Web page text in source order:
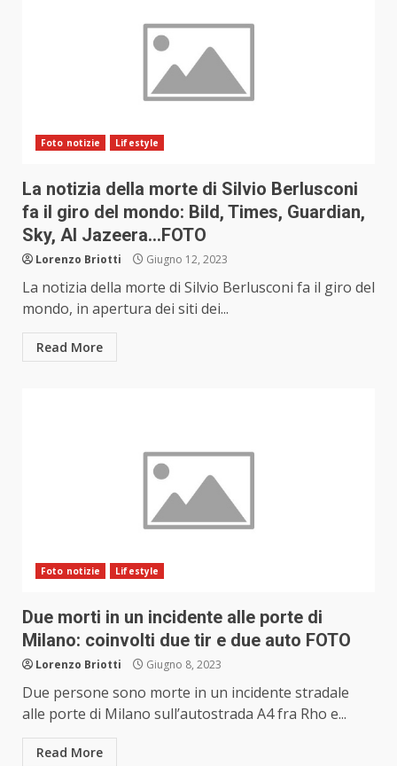
Foto notizie Lifestyle
La notizia della morte di Silvio Berlusconi
fa il giro del mondo: Bild, Times, Guardian,
Sky, Al Jazeera…FOTO
Lorenzo Briotti Giugno 12, 2023
La notizia della morte di Silvio Berlusconi fa il giro del
mondo, in apertura dei siti dei...
Read More
Foto notizie Lifestyle
Due morti in un incidente alle porte di
Milano: coinvolti due tir e due auto FOTO
Lorenzo Briotti Giugno 8, 2023
Due persone sono morte in un incidente stradale
alle porte di Milano sull’autostrada A4 fra Rho e...
Read More